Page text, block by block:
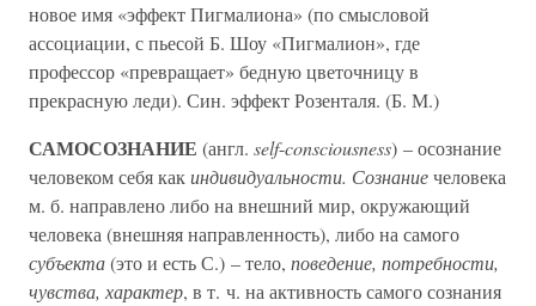
новое имя «эффект Пигмалиона» (по смысловой
ассоциации, с пьесой Б. Шоу «Пигмалион», где
профессор «превращает» бедную цветочницу в
прекрасную леди). Син. эффект Розенталя. (Б. М.)
САМОСОЗНАНИЕ (англ. self-consciousness) – осознание
человеком себя какиндивидуальности. Сознаниечеловека
м. б. направлено либо на внешний мир, окружающий
человека (внешняя направленность), либо на самого
субъекта(это и есть С.) – тело, поведение, потребности,
чувства, характер, в т. ч. на активность самого сознания